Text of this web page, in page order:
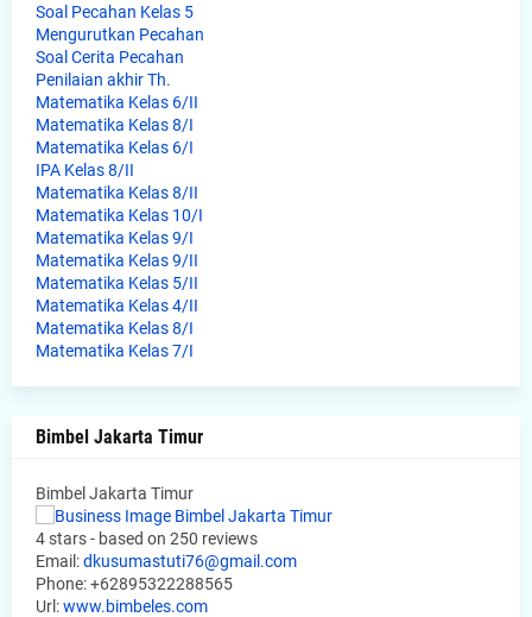
Soal Pecahan Kelas 5
Mengurutkan Pecahan
Soal Cerita Pecahan
Penilaian akhir Th.
Matematika Kelas 6/II
Matematika Kelas 8/I
Matematika Kelas 6/I
IPA Kelas 8/II
Matematika Kelas 8/II
Matematika Kelas 10/I
Matematika Kelas 9/I
Matematika Kelas 9/II
Matematika Kelas 5/II
Matematika Kelas 4/II
Matematika Kelas 8/I
Matematika Kelas 7/I
Bimbel Jakarta Timur
Bimbel Jakarta Timur
4 stars - based on 250 reviews
Email:dkusumastuti76@gmail.com
Phone:+62895322288565
Url:www.bimbeles.com